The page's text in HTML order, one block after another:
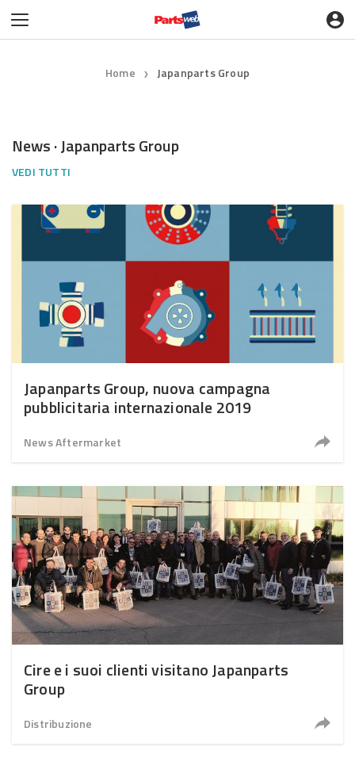
Home ❯ Japanparts Group
News · Japanparts Group
VEDI TUTTI
Japanparts Group, nuova campagna
pubblicitaria internazionale 2019
News Aftermarket
Cire e i suoi clienti visitano Japanparts
Group
Distribuzione